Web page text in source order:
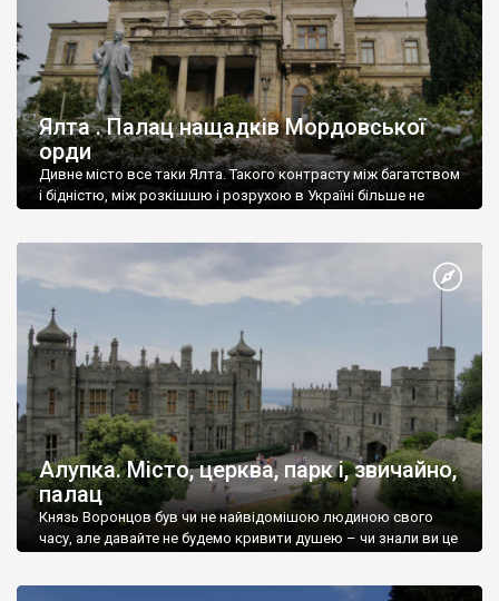
Ялта . Палац нащадків Мордовської
орди
Дивне місто все таки Ялта. Такого контрасту між багатством
і бідністю, між розкішшю і розрухою в Україні більше не
Алупка. Місто, церква, парк і, звичайно,
палац
Князь Воронцов був чи не найвідомішою людиною свого
часу, але давайте не будемо кривити душею – чи знали ви це